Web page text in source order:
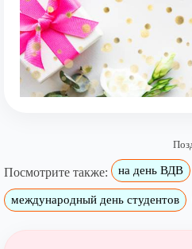
Посмотрите также: на день ВДВ
международный день студентов